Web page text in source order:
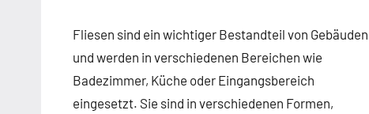
Fliesen sind ein wichtiger Bestandteil von Gebäuden
und werden in verschiedenen Bereichen wie
Badezimmer, Küche oder Eingangsbereich
eingesetzt. Sie sind in verschiedenen Formen,